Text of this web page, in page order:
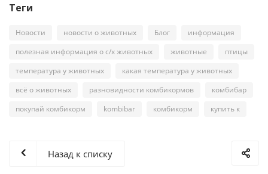
Теги
Новости новости о животных Блог
информация
полезная информация о с/х животных
животные
птицы
температура у животных
какая температура у животных
всё о животных
разновидности комбикормов
комбибар
покупай комбикорм
kombibar комбикорм купить к
Назад к списку